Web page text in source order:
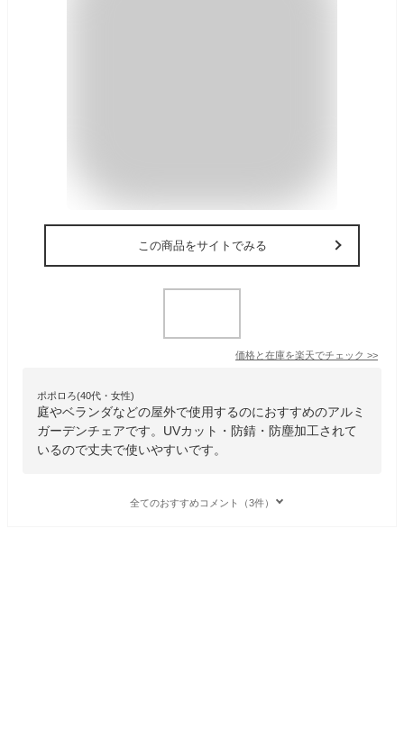
この商品をサイトでみる
価格と在庫を楽天でチェック >>
ポポロろ(40代・女性)
庭やベランダなどの屋外で使用するのにおすすめのアルミ
ガーデンチェアです。UVカット・防錆・防塵加工されて
いるので丈夫で使いやすいです。
全てのおすすめコメント（3件）